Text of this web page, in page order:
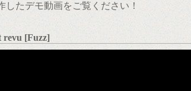
したデモ動画をご覧ください！
revu [Fuzz]